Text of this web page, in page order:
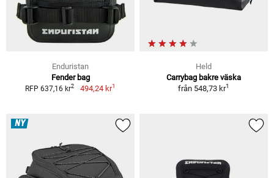
Enduristan
Fender bag
RFP 637,16 kr2 494,24 kr1
Held
Carrybag bakre väska
från 548,73 kr1
NY